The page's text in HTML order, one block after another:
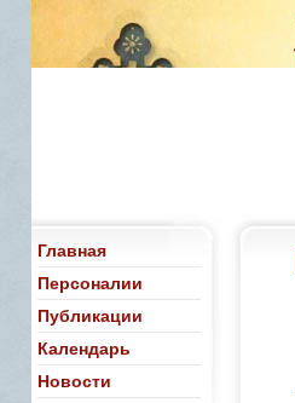
Главная
Персоналии
Публикации
Календарь
Новости